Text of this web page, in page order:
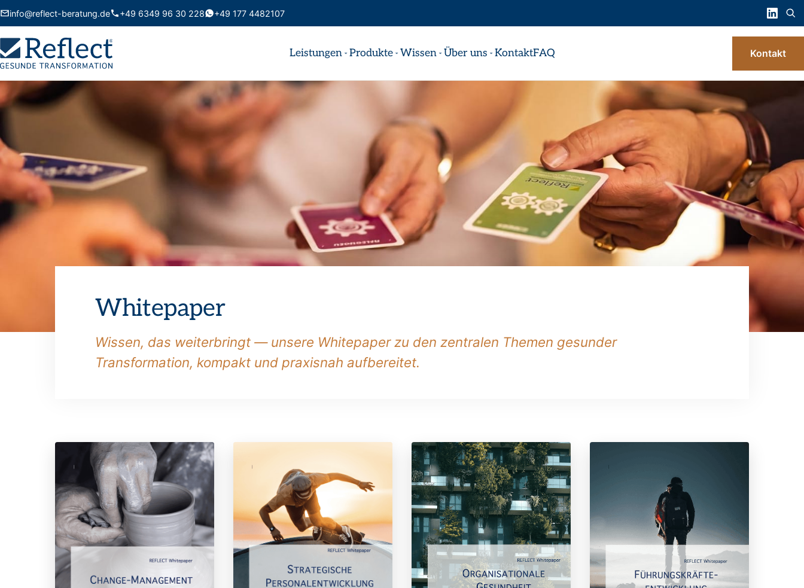
info@reflect-beratung.de +49 6349 96 30 228 +49 177 4482107
Leistungen Produkte Wissen Über uns KontaktFAQ Kontakt
Whitepaper
Wissen, das weiterbringt — unsere Whitepaper zu den zentralen Themen gesunder
Transformation, kompakt und praxisnah aufbereitet.